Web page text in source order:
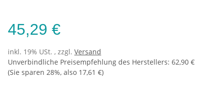
45,29 €
inkl. 19% USt. , zzgl. Versand
Unverbindliche Preisempfehlung des Herstellers: 62,90 €
(Sie sparen 28%, also 17,61 €)